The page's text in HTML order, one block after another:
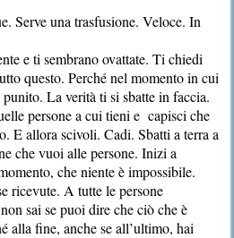
Serve una trasfusione. Veloce. In
e ti sembrano ovattate. Ti chiedi
questo. Perché nel momento in cui
La verità ti si sbatte in faccia.
persone a cui tieni e capisci che
E allora scivoli. Cadi. Sbatti a terra a
che vuoi alle persone. Inizi a
che niente è impossibile.
ricevute. A tutte le persone
sai se puoi dire che ciò che è
alla fine, anche se all’ultimo, hai